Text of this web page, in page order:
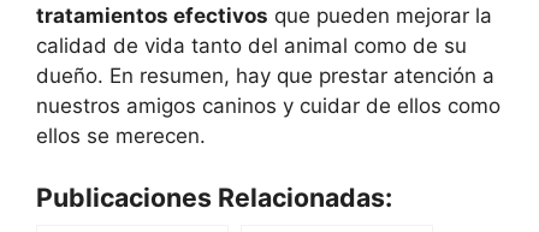
tratamientos efectivos que pueden mejorar la
calidad de vida tanto del animal como de su
dueño. En resumen, hay que prestar atención a
nuestros amigos caninos y cuidar de ellos como
ellos se merecen.
Publicaciones Relacionadas: